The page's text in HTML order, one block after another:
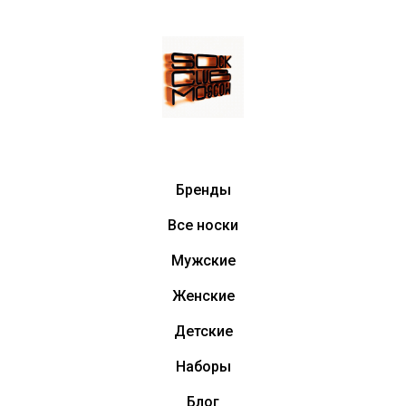
Бренды
Все носки
Мужские
Женские
Детские
Наборы
Блог